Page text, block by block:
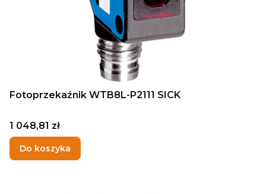
Fotoprzekaźnik WTB8L-P2111 SICK
Cena
1 048,81 zł
Do koszyka